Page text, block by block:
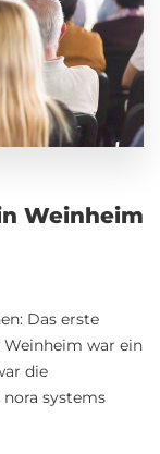
Weinheim
Das erste
Weinheim war ein
die
systems